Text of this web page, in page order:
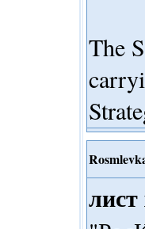
The